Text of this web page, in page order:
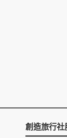
創造旅行社